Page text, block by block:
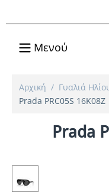
Μενού
Αρχική / Γυαλιά
Prada PRC05S 16K08Z
Prada